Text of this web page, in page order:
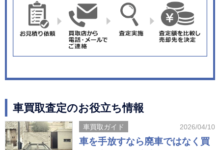
車買取査定のお役立ち情報
車買取ガイド 2026/04/10
車を手放すなら廃車ではなく買